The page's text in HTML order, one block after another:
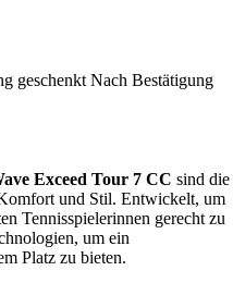
geschenkt Nach Bestätigung
Exceed Tour 7 CC sind die
und Stil. Entwickelt, um
Tennisspielerinnen gerecht zu
um ein
Platz zu bieten.